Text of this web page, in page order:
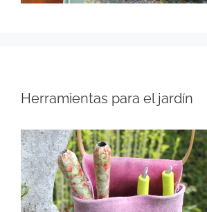
Herramientas para el jardín